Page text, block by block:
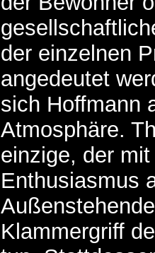
der einzelnen
angedeutet
sich Hoffmann
Atmosphäre.
einzige, der
Enthusiasmus
Klammergriff